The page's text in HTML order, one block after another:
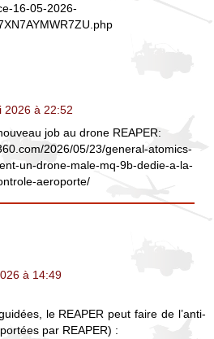
16-05-2026-
2026 à 22:52
job au drone REAPER:
2026/05/23/general-atomics-
un-drone-male-mq-9b-dedie-a-la-
aeroporte/
à 14:49
le REAPER peut faire de l’anti-
par REAPER) :